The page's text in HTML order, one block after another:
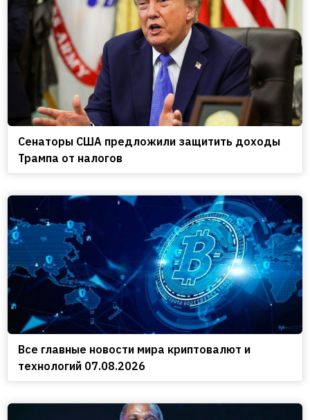
Сенаторы США предложили защитить доходы
Трампа от налогов
Все главные новости мира криптовалют и
технологий 07.08.2026